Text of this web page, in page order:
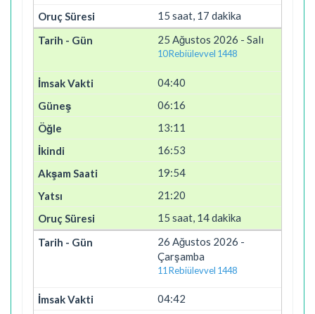
15 saat, 17 dakika
25 Ağustos 2026 - Salı
10 Rebiülevvel 1448
04:40
06:16
13:11
16:53
19:54
21:20
15 saat, 14 dakika
26 Ağustos 2026 -
Çarşamba
11 Rebiülevvel 1448
04:42